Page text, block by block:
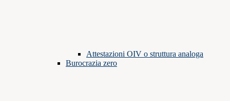
Attestazioni OIV o struttura analoga
Burocrazia zero